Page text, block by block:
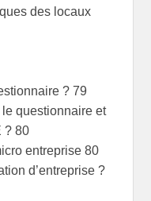
des locaux
? 79
questionnaire et
? 80
entreprise 80
d’entreprise ?